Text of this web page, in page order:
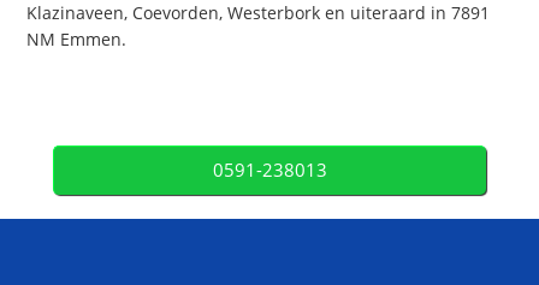
Klazinaveen, Coevorden, Westerbork en uiteraard in 7891
NM Emmen.
0591-238013